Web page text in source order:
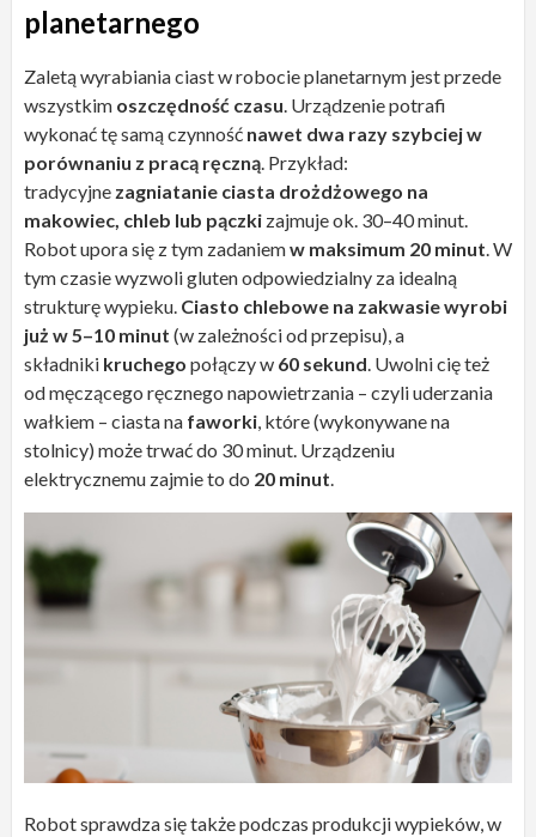
planetarnego
Zaletą wyrabiania ciast w robocie planetarnym jest przede
wszystkim oszczędność czasu . Urządzenie potrafi
wykonać tę samą czynność nawet dwa razy szybciej w
porównaniu z pracą ręczną . Przykład:
tradycyjne zagniatanie ciasta drożdżowego na
makowiec, chleb lub pączki zajmuje ok. 30–40 minut.
Robot upora się z tym zadaniemw maksimum 20 minut . W
tym czasie wyzwoli gluten odpowiedzialny za idealną
strukturę wypieku. Ciasto chlebowe na zakwasie wyrobi
już w 5–10 minut (w zależności od przepisu), a
składniki kruchego połączy w 60 sekund . Uwolni cię też
od męczącego ręcznego napowietrzania – czyli uderzania
wałkiem – ciasta na faworki , które (wykonywane na
stolnicy) może trwać do 30 minut. Urządzeniu
elektrycznemu zajmie to do 20 minut
Robot sprawdza się także podczas produkcji wypieków, w